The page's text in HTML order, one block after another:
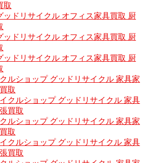
取
ッドリサイクル オフィス家具買取 厨
ッドリサイクル オフィス家具買取 厨
ッドリサイクル オフィス家具買取 厨
ルショップ グッドリサイクル 家具家
取
クルショップ グッドリサイクル 家具
買取
ルショップ グッドリサイクル 家具家
取
クルショップ グッドリサイクル 家具
買取